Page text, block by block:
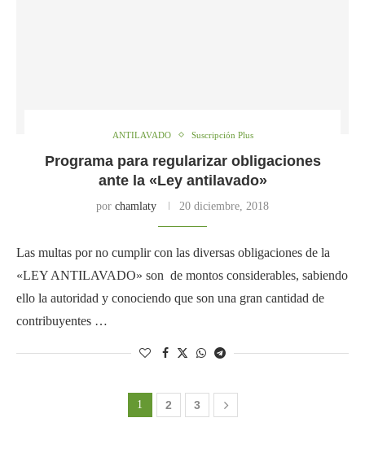
ANTILAVADO Suscripción Plus
Programa para regularizar obligaciones
ante la «Ley antilavado»
por chamlaty 20 diciembre, 2018
Las multas por no cumplir con las diversas obligaciones de la
«LEY ANTILAVADO» son de montos considerables, sabiendo
ello la autoridad y conociendo que son una gran cantidad de
contribuyentes …
1 2 3